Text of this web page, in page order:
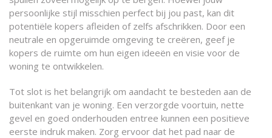
persoonlijke stijl misschien perfect bij jou past, kan dit
potentiële kopers afleiden of zelfs afschrikken. Door een
neutrale en opgeruimde omgeving te creëren, geef je
kopers de ruimte om hun eigen ideeën en visie voor de
woning te ontwikkelen.
Tot slot is het belangrijk om aandacht te besteden aan de
buitenkant van je woning. Een verzorgde voortuin, nette
gevel en goed onderhouden entree kunnen een positieve
eerste indruk maken. Zorg ervoor dat het pad naar de